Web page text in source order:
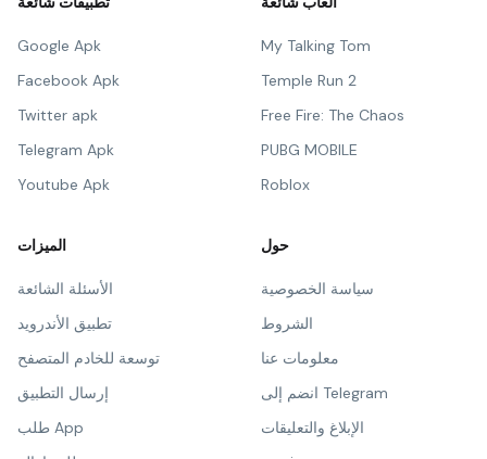
Google Apk
Facebook Apk
Twitter apk
Telegram Apk
Youtube Apk
My Talking Tom
Temple Run 2
Free Fire: The Chaos
PUBG MOBILE
Roblox
الميزات
الأسئلة الشائعة
تطبيق الأندرويد
توسعة للخادم المتصفح
إرسال التطبيق
طلب App
حول
سياسة الخصوصية
الشروط
معلومات عنا
انضم إلى Telegram
الإبلاغ والتعليقات